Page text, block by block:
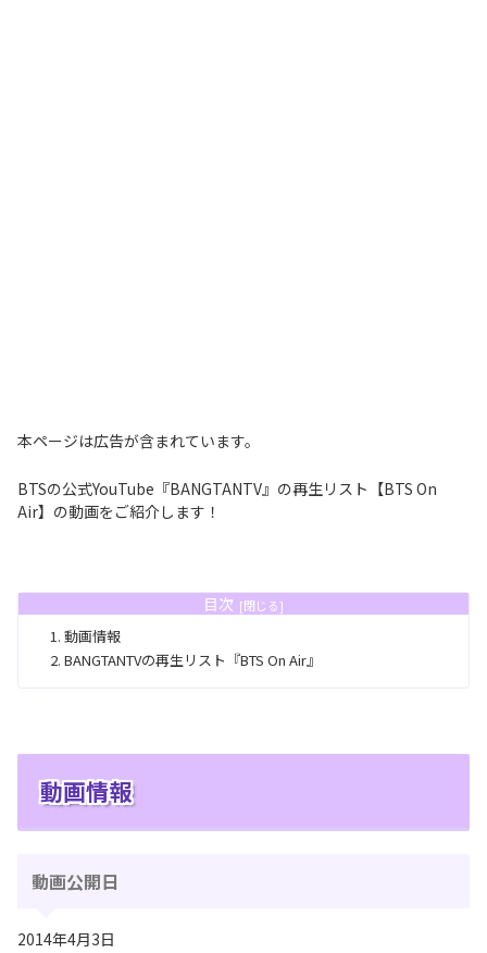
本ページは広告が含まれています。
BTSの公式YouTube『BANGTANTV』の再生リスト【BTS On
Air】の動画をご紹介します！
目次
動画情報
BANGTANTVの再生リスト『BTS On Air』
動画情報
動画公開日
2014年4月3日